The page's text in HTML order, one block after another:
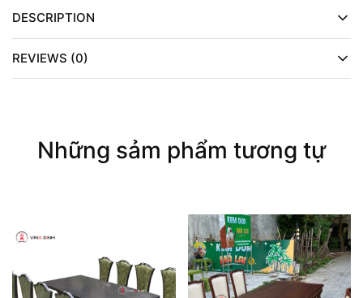
DESCRIPTION
REVIEWS (0)
Những sảm phẩm tương tự